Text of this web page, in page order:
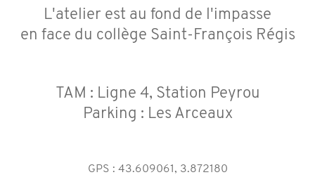
L'atelier est au fond de l'impasse
en face du collège Saint-François Régis
TAM : Ligne 4, Station Peyrou
Parking : Les Arceaux
GPS : 43.609061, 3.872180